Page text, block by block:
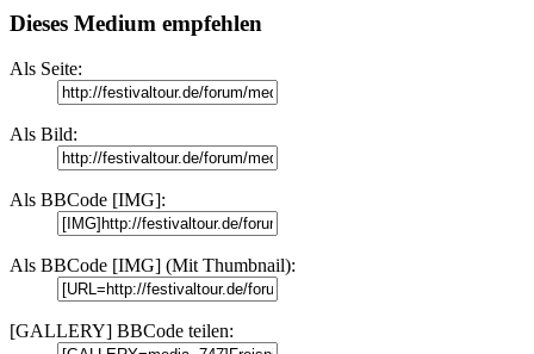
Dieses Medium empfehlen
Als Seite:
Als Bild:
Als BBCode [IMG]:
Als BBCode [IMG] (Mit Thumbnail):
[GALLERY] BBCode teilen: